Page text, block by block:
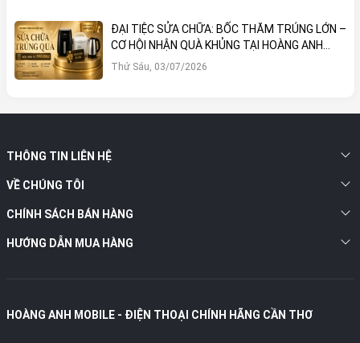
ĐẠI TIỆC SỬA CHỮA: BỐC THĂM TRÚNG LỚN –
CƠ HỘI NHẬN QUÀ KHỦNG TẠI HOÀNG ANH
MOBILE
Thứ Sáu, 03/07/2026
THÔNG TIN LIÊN HỆ
VỀ CHÚNG TÔI
CHÍNH SÁCH BÁN HÀNG
HƯỚNG DẪN MUA HÀNG
HOÀNG ANH MOBILE - ĐIỆN THOẠI CHÍNH HÃNG CẦN THƠ